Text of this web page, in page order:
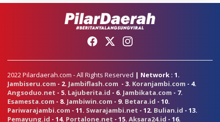
2022 Pilardaerah.com - All Rights Reserved | Network : 1.
Jambiseru.com - 2. Jambiflash.com - 3. Koranjambi.com - 4.
Angsoduo.net - 5. Lajuberita.id - 6. Jambikata.com - 7.
Esamesta.com - 8. Jambiwin.com - 9. Betara.id - 10.
Pariwarajambi.com - 11. Swarajambi.net - 12. Bulian.id - 13.
Pemayung.id - 14. Portalone.net - 15. Aksara24.id - 16.